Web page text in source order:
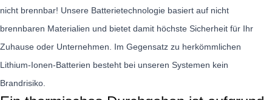
nicht brennbar! Unsere Batterietechnologie basiert auf nicht
brennbaren Materialien und bietet damit höchste Sicherheit für Ihr
Zuhause oder Unternehmen. Im Gegensatz zu herkömmlichen
Lithium-Ionen-Batterien besteht bei unseren Systemen kein
Brandrisiko.